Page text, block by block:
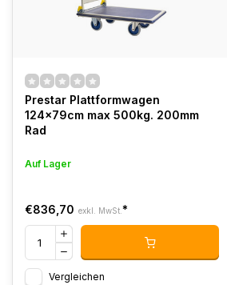
Prestar Plattformwagen
124x79cm max 500kg. 200mm
Rad
Auf Lager
€836,70 exkl. MwSt. *
Vergleichen